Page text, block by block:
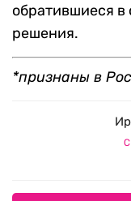
обратившиеся в
решения.
*признаны в